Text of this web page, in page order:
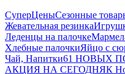
СуперЦеныСезонные
Жевательная резинка
Леденцы на палочке
Хлебные палочкиЯйцо с
Чай, Напитки61 НОВЫХ
АКЦИЯ НА СЕГОДНЯК